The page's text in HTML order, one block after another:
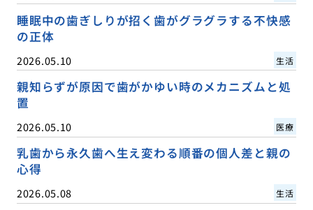
睡眠中の歯ぎしりが招く歯がグラグラする不快感
の正体
2026.05.10 生活
親知らずが原因で歯がかゆい時のメカニズムと処
置
2026.05.10 医療
乳歯から永久歯へ生え変わる順番の個人差と親の
心得
2026.05.08 生活